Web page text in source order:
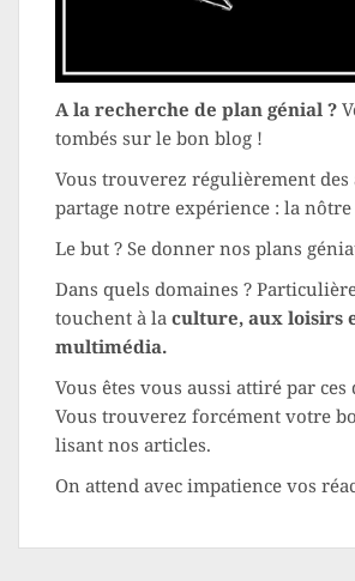
A la recherche de plan génial ?
tombés sur le bon blog !
Vous trouverez régulièrement des
partage notre expérience : la
Le but ? Se donner nos plans
Dans quels domaines ?
touchent à la culture, aux loisirs
multimédia.
Vous êtes vous aussi attiré par ces
Vous trouverez forcément votre
lisant nos articles.
On attend avec impatience vos